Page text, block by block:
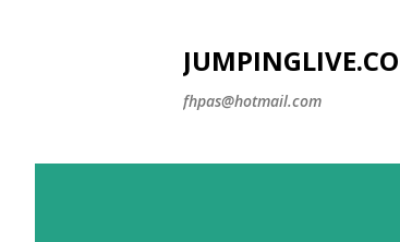
fhpas@hotmail.com